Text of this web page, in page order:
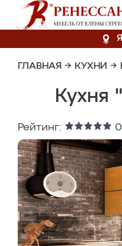
ГЛАВНАЯ → КУХНИ →
Кухня
Рейтинг: